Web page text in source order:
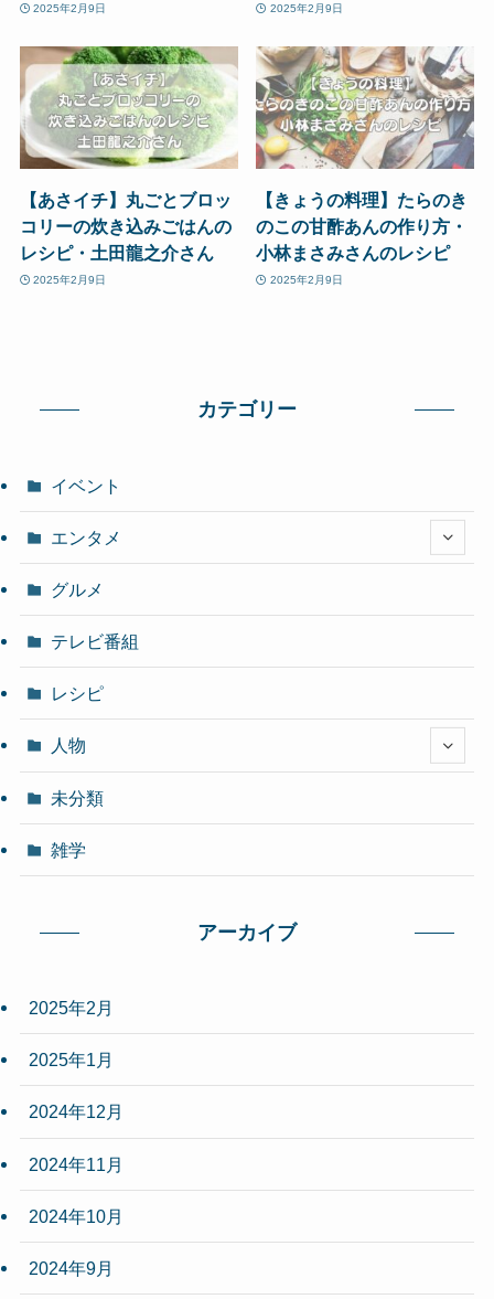
2025年2月9日 2025年2月9日
【あさイチ】丸ごとブロッ
コリーの炊き込みごはんの
レシピ・土田龍之介さん
2025年2月9日
【きょうの料理】たらのき
のこの甘酢あんの作り方・
小林まさみさんのレシピ
2025年2月9日
カテゴリー
イベント
エンタメ
グルメ
テレビ番組
レシピ
人物
未分類
雑学
アーカイブ
2025年2月
2025年1月
2024年12月
2024年11月
2024年10月
2024年9月